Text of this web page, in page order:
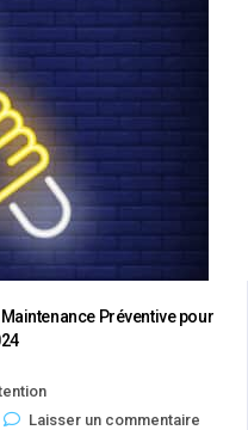
Préventive pour
Laisser un commentaire